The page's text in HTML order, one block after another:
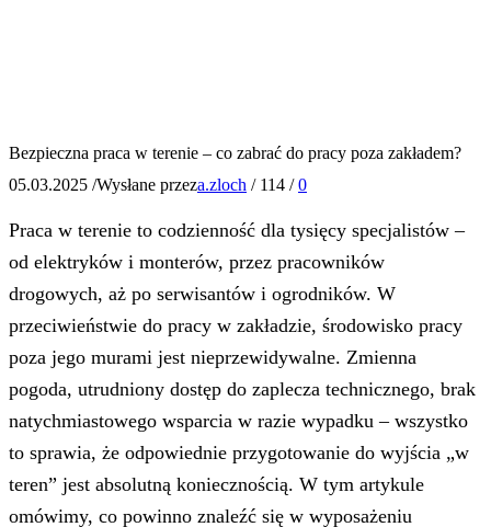
Bezpieczna praca w terenie – co zabrać do pracy poza zakładem?
05.03.2025 /Wysłane przeza.zloch / 114 / 0
Praca w terenie to codzienność dla tysięcy specjalistów –
od elektryków i monterów, przez pracowników
drogowych, aż po serwisantów i ogrodników. W
przeciwieństwie do pracy w zakładzie, środowisko pracy
poza jego murami jest nieprzewidywalne. Zmienna
pogoda, utrudniony dostęp do zaplecza technicznego, brak
natychmiastowego wsparcia w razie wypadku – wszystko
to sprawia, że odpowiednie przygotowanie do wyjścia „w
teren” jest absolutną koniecznością. W tym artykule
omówimy, co powinno znaleźć się w wyposażeniu